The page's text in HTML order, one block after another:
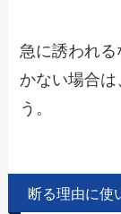
急に誘われ
かない場合は
う。
断る理由に使